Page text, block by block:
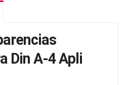
Din A-4 Apli